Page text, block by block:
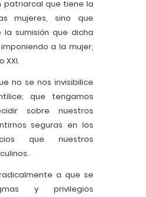
patriarcal que tiene la
mujeres, sino que
sumisión que dicha
a la mujer,
XXI.
no se nos invisibilice
que tengamos
sobre nuestros
seguras en los
que nuestros
a que se
y privilegios